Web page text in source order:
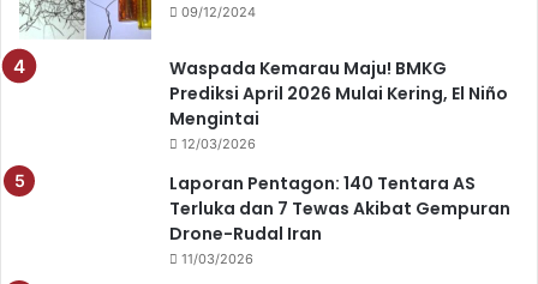
09/12/2024
Waspada Kemarau Maju! BMKG
Prediksi April 2026 Mulai Kering, El Niño
Mengintai
12/03/2026
Laporan Pentagon: 140 Tentara AS
Terluka dan 7 Tewas Akibat Gempuran
Drone-Rudal Iran
11/03/2026